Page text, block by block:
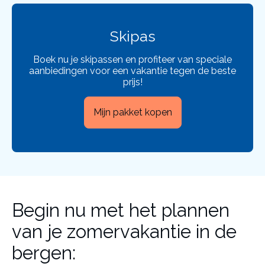
Skipas
Boek nu je skipassen en profiteer van speciale
aanbiedingen voor een vakantie tegen de beste
prijs!
Mijn pakket kopen
Begin nu met het plannen
van je zomervakantie in de
bergen: